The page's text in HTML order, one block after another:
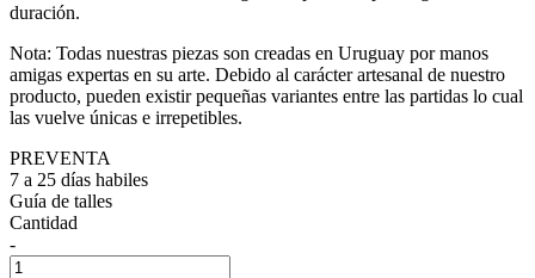
duración.
Nota: Todas nuestras piezas son creadas en Uruguay por manos
amigas expertas en su arte. Debido al carácter artesanal de nuestro
producto, pueden existir pequeñas variantes entre las partidas lo cual
las vuelve únicas e irrepetibles.
PREVENTA
7 a 25 días habiles
Guía de talles
Cantidad
-